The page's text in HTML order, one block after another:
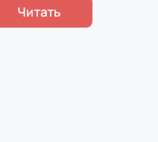
Читать